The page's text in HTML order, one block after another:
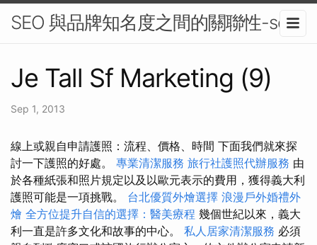
SEO 與品牌知名度之間的關聯性-seo
Je Tall Sf Marketing (9)
Sep 1, 2013
線上或親自申請護照：流程、價格、時間 下面我們就來探
討一下護照的好處。 專業清潔服務 旅行社護照代辦服務 由
於各種紙張和照片規定以及以歐元表示的費用，獲得義大利
護照可能是一項挑戰。 台北優質外燴選擇 浪漫戶外婚禮外
燴 全方位提升自信的選擇：醫美療程 幾個世紀以來，義大
利一直是許多文化和故事的中心。 私人居家清潔服務 必須